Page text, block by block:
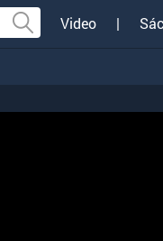
Video |